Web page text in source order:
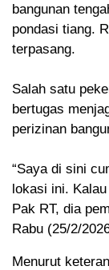
bangunan
pondasi tiang.
terpasang.
Salah satu
bertugas
perizinan
“Saya di sini
lokasi ini.
Pak RT, dia
Rabu (25/2/
Menurut